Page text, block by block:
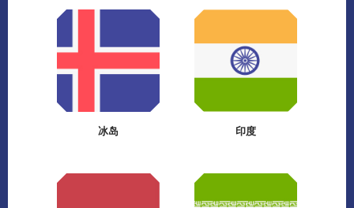
冰岛 印度